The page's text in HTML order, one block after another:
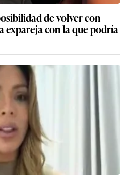
de volver con
expareja con la que podría